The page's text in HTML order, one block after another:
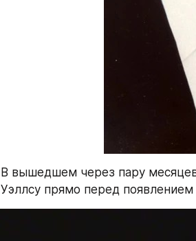
В вышедшем через пару
Уэллсу прямо перед появлением